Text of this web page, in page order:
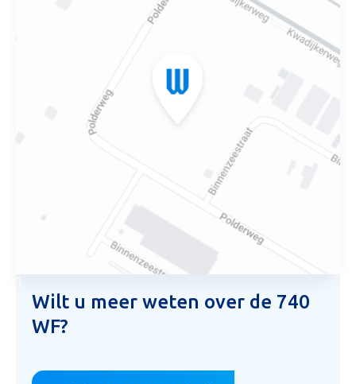
Wilt u meer weten over de 740
WF?